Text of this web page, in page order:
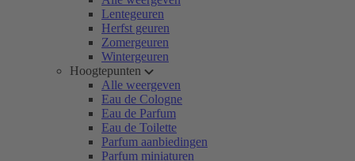
Lentegeuren
Herfst geuren
Zomergeuren
Wintergeuren
Hoogtepunten
Alle weergeven
Eau de Cologne
Eau de Parfum
Eau de Toilette
Parfum aanbiedingen
Parfum miniaturen